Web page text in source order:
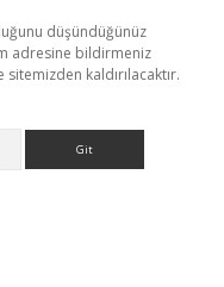
düşündüğünüz
adresine bildirmeniz
kaldırılacaktır.